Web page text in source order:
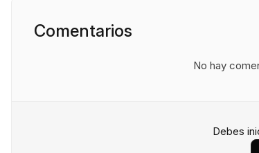
Comentarios
No hay
Debes